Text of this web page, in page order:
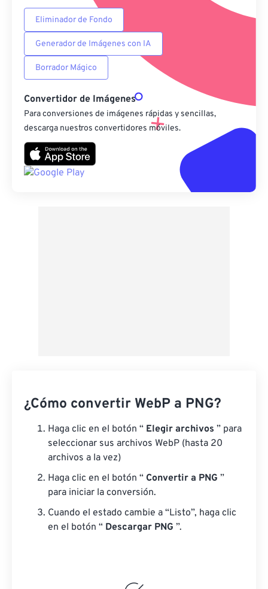
Eliminador de Fondo
Generador de Imágenes con IA
Borrador Mágico
Convertidor de Imágenes
Para conversiones de imágenes rápidas y sencillas,
descarga nuestros convertidores móviles.
¿Cómo convertir WebP a PNG?
Haga clic en el botón “ Elegir archivos ” para
seleccionar sus archivos WebP (hasta 20
archivos a la vez)
Haga clic en el botón “ Convertir a PNG ”
para iniciar la conversión.
Cuando el estado cambie a “Listo”, haga clic
en el botón “ Descargar PNG ”.